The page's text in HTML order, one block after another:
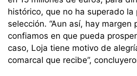
histórico, que no ha superado la
selección. “Aun así, hay margen
confiamos en que pueda
caso, Loja tiene motivo de
comarcal que recibe”,